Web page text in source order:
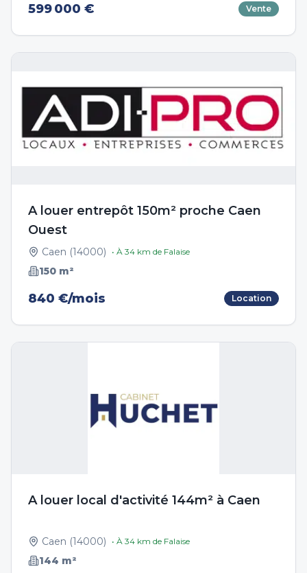
599 000 € Vente
A louer entrepôt 150m² proche Caen
Ouest
Caen (14000) • À 34 km de Falaise
150 m²
840 €/mois Location
A louer local d'activité 144m² à Caen
Caen (14000) • À 34 km de Falaise
144 m²